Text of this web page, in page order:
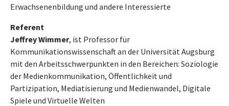
Erwachsenenbildung und andere Interessierte
Referent
Jeffrey Wimmer, ist Professor für
Kommunikationswissenschaft an der Universität Augsburg
mit den Arbeitsschwerpunkten in den Bereichen: Soziologie
der Medienkommunikation, Öffentlichkeit und
Partizipation, Mediatisierung und Medienwandel, Digitale
Spiele und Virtuelle Welten